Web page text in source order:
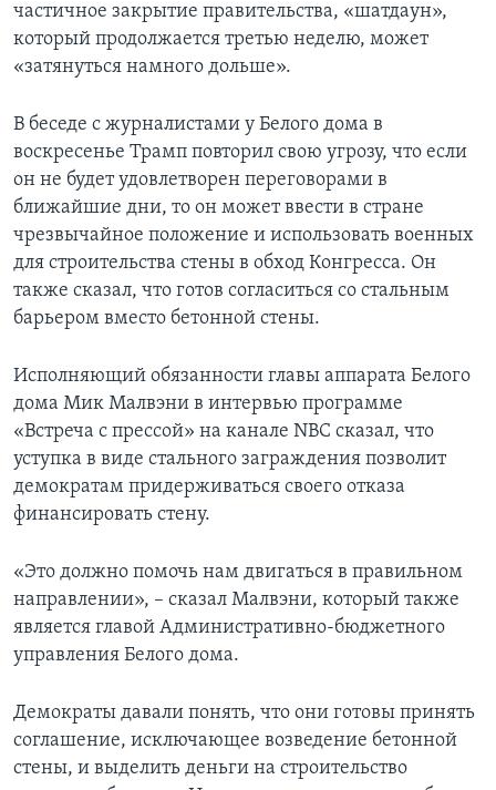
частичное закрытие правительства, «шатдаун»,
который продолжается третью неделю, может
«затянуться намного дольше».
В беседе с журналистами у Белого дома в
воскресенье Трамп повторил свою угрозу, что если
он не будет удовлетворен переговорами в
ближайшие дни, то он может ввести в стране
чрезвычайное положение и использовать военных
для строительства стены в обход Конгресса. Он
также сказал, что готов согласиться со стальным
барьером вместо бетонной стены.
Исполняющий обязанности главы аппарата Белого
дома Мик Малвэни в интервью программе
«Встреча с прессой» на канале NBC сказал, что
уступка в виде стального заграждения позволит
демократам придерживаться своего отказа
финансировать стену.
«Это должно помочь нам двигаться в правильном
направлении», – сказал Малвэни, который также
является главой Административно-бюджетного
управления Белого дома.
Демократы давали понять, что они готовы принять
соглашение, исключающее возведение бетонной
стены, и выделить деньги на строительство